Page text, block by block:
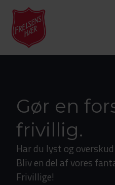
Gør en
frivillig.
Har du lyst og
Bliv en del af vores
Frivillige!